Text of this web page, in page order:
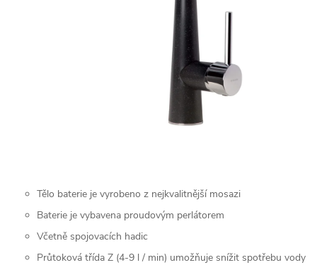
Tělo baterie je vyrobeno z nejkvalitnější mosazi
Baterie je vybavena proudovým perlátorem
Včetně spojovacích hadic
Průtoková třída Z (4-9 l / min) umožňuje snížit spotřebu vody